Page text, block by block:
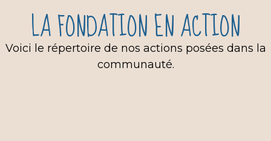
LA FONDATION EN ACTION
Voici le répertoire de nos actions posées dans la
communauté.